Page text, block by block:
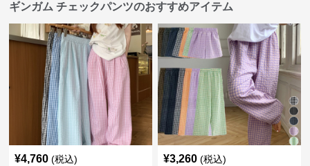
ギンガム チェックパンツのおすすめアイテム
¥4,760 (税込) ¥3,260 (税込)